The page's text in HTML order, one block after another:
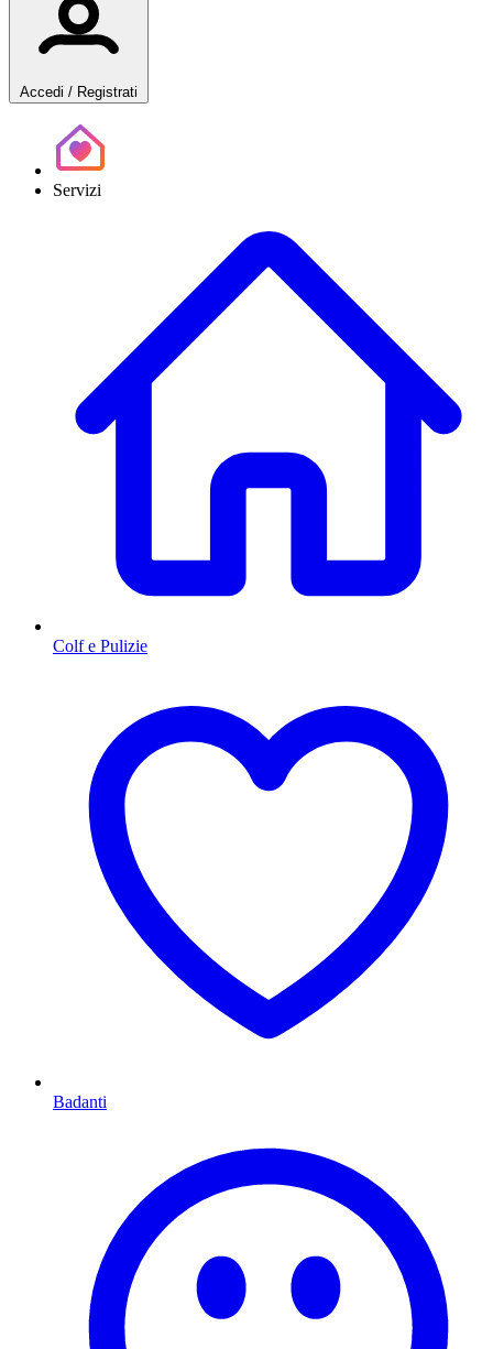
Accedi / Registrati
Servizi
Colf e Pulizie
Badanti